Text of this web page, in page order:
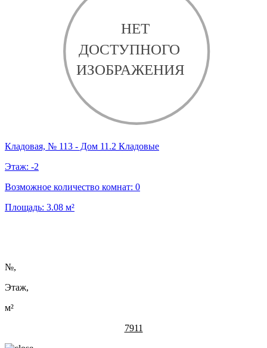
Кладовая, № 113 - Дом 11.2 Кладовые
Этаж: -2
Возможное количество комнат: 0
Площадь: 3.08 м²
№,
Этаж,
м²
7911